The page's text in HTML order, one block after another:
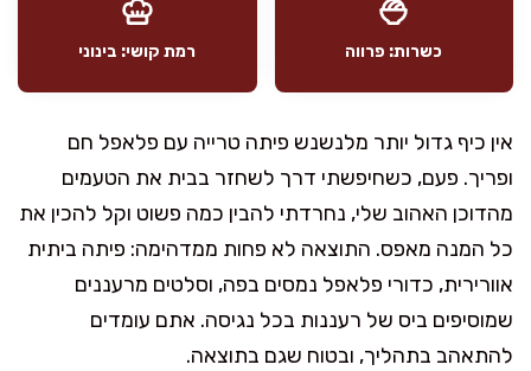
כשרות: פרווה רמת קושי: בינוני
אין כיף גדול יותר מלנשנש פיתה טרייה עם פלאפל חם
ופריך. פעם, כשחיפשתי דרך לשחזר בבית את הטעמים
מהדוכן האהוב שלי, נחרדתי להבין כמה פשוט וקל להכין את
כל המנה מאפס. התוצאה לא פחות ממדהימה: פיתה ביתית
אוורירית, כדורי פלאפל נמסים בפה, וסלטים מרעננים
שמוסיפים ביס של רעננות בכל נגיסה. אתם עומדים
להתאהב בתהליך, ובטוח שגם בתוצאה.